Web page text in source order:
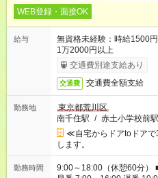
WEB登録・面接OK
給与
無資格未経験：時給
1万2000円以上
交通費別途支給あり
交通費 交通費全額支給
勤務地
東京都荒川区
南千住駅 / 赤土小学校前駅
≪自宅からドアtoドア
します。
勤務時間
9:00～18:00（休憩60分） ■ご希望があれば下記シフトもOK！